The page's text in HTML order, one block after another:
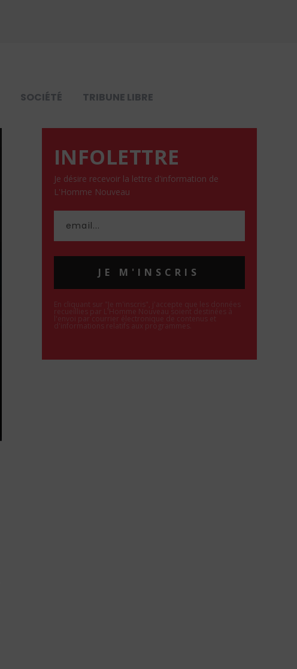
SOCIÉTÉ TRIBUNE LIBRE
INFOLETTRE
Je désire recevoir la lettre d'information de
L'Homme Nouveau
JE M'INSCRIS
En cliquant sur "Je m'inscris", j'accepte que les données
recueillies par L'Homme Nouveau soient destinées à
l'envoi par courrier électronique de contenus et
d'informations relatifs aux programmes.